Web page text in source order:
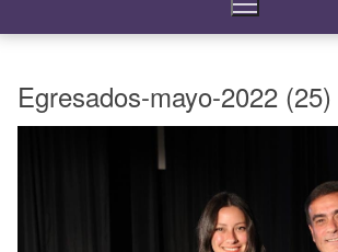
Egresados-mayo-2022 (25)